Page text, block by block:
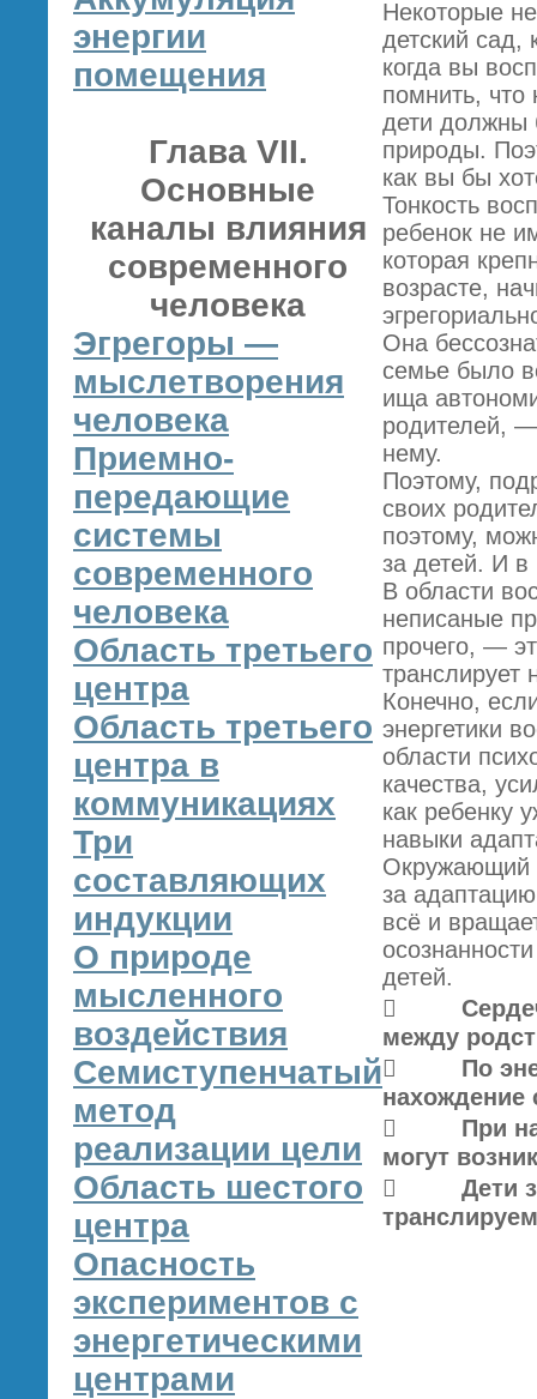
энергии
помещения
Глава VII.
Основные
каналы влияния
современного
человека
Эгрегоры —
мыслетворения
человека
Приемно-
передающие
системы
современного
человека
Область третьего
центра
Область третьего
центра в
коммуникациях
Три
составляющих
индукции
О природе
мысленного
воздействия
Семиступенчатый
метод
реализации цели
Область шестого
центра
Опасность
экспериментов с
энергетическими
центрами
Некоторые
детский сад,
когда вы
помнить,
дети должны
природы.
как вы бы
Тонкость
ребенок не
которая
возрасте,
Она
семье было
ища
родителей, —
нему.
Поэтому,
своих
поэтому,
за детей. И
В области
неписаные
прочего, —
транслирует
Конечно,
энергетики
области
качества,
как ребенку
навыки
Окружающий
за адаптацию
всё и
детей.

между
 По
нахождение
 При
могут
 Дети